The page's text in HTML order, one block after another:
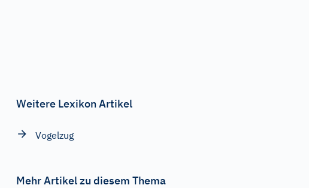
Weitere Lexikon Artikel
Vogelzug
Mehr Artikel zu diesem Thema